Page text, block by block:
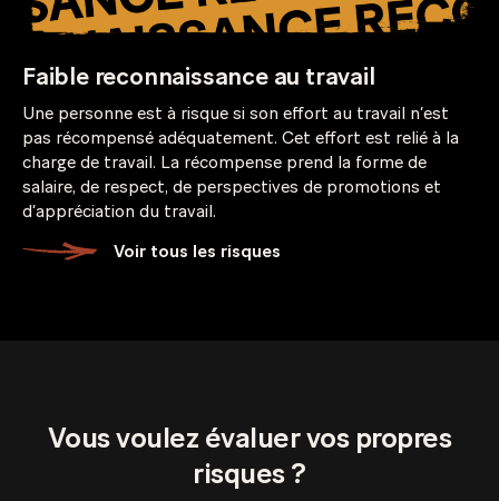
Faible reconnaissance au travail
Une personne est à risque si son effort au travail n’est
pas récompensé adéquatement. Cet effort est relié à la
charge de travail. La récompense prend la forme de
salaire, de respect, de perspectives de promotions et
d’appréciation du travail.
Voir tous les risques
Vous voulez évaluer vos propres
risques ?